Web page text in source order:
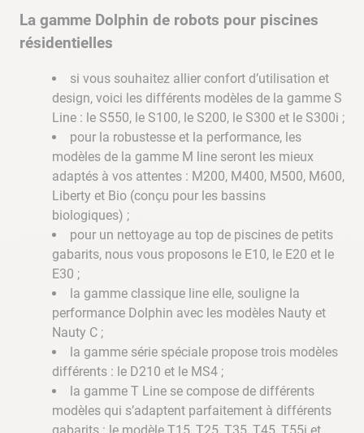
La gamme Dolphin de robots pour piscines
résidentielles
si vous souhaitez allier confort d’utilisation et
design, voici les différents modèles de la gamme S
Line : le S550, le S100, le S200, le S300 et le S300i ;
pour la robustesse et la performance, les
modèles de la gamme M line seront les mieux
adaptés à vos attentes : M200, M400, M500, M600,
Liberty et Bio (conçu pour les bassins
biologiques) ;
pour un nettoyage au top de piscines de petits
gabarits, nous vous proposons le E10, le E20 et le
E30 ;
la gamme classique line elle, souligne la
performance Dolphin avec les modèles Nauty et
Nauty C ;
la gamme série spéciale propose trois modèles
différents : le D210 et le MS4 ;
la gamme T Line se compose de différents
modèles qui s’adaptent parfaitement à différents